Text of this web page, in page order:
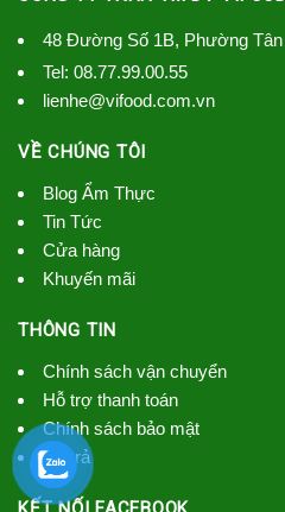
48 Đường Số 1B, Phường
Tel: 08.77.99.00.55
lienhe@vifood.com.vn
VỀ CHÚNG TÔI
Blog Ẩm Thực
Tin Tức
Cửa hàng
Khuyến mãi
THÔNG TIN
Chính sách vận chuyển
Hỗ trợ thanh toán
Chính sách bảo mật
đổi trả